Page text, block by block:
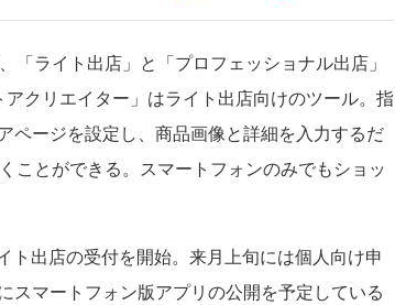
ライト出店」と「プロフェッショナル出店」
クリエイター」はライト出店向けのツール。指
ページを設定し、商品画像と詳細を入力するだ
ことができる。スマートフォンのみでもショッ
出店の受付を開始。来月上旬には個人向け申
スマートフォン版アプリの公開を予定している